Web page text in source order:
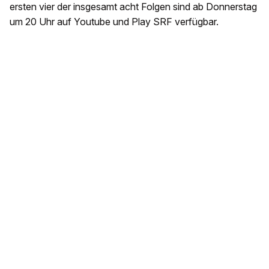
ersten vier der insgesamt acht Folgen sind ab Donnerstag
um 20 Uhr auf Youtube und Play SRF verfügbar.